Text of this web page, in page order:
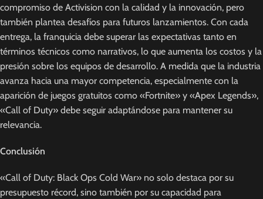
compromiso de Activision con la calidad y la innovación, pero
también plantea desafíos para futuros lanzamientos. Con cada
entrega, la franquicia debe superar las expectativas tanto en
términos técnicos como narrativos, lo que aumenta los costos y la
presión sobre los equipos de desarrollo. A medida que la industria
avanza hacia una mayor competencia, especialmente con la
aparición de juegos gratuitos como «Fortnite» y «Apex Legends»,
«Call of Duty» debe seguir adaptándose para mantener su
relevancia.
Conclusión
«Call of Duty: Black Ops Cold War» no solo destaca por su
presupuesto récord, sino también por su capacidad para